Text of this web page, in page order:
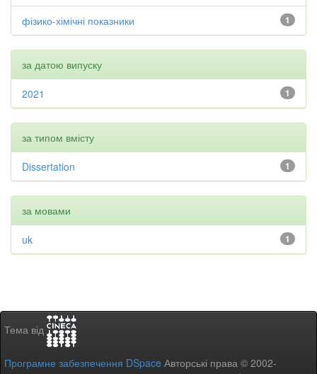
1
фізико-хімічні показники
за датою випуску
1
2021
за типом вмісту
1
Dissertation
за мовами
1
uk
Тема від
Програмне забезпечення DSpace Авторські права © 2002-